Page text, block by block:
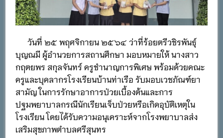
วันที่ ๒๕ พฤศจิกายน ๒๕๖๔ ว่าที่ร้อยตรีวชิรพันธุ์
บุญณมี ผู้อำนวยการสถานศึกษา มอบหมายให้ นางสาว
กฤตยพร สกุลจันทร์ ครูชำนาญการพิเศษ พร้อมด้วยคณะ
ครูและบุคลากรโรงเรียนบ้านท่าเรือ รับมอบเวชภัณฑ์ยา
สามัญ ในการรักษาอาการป่วยเบื้องต้นและการ
ปฐมพยาบาลกรณีนักเรียนเจ็บป่วยหรือเกิดอุบัติเหตุใน
โรงเรียน โดยได้รับความอนุเคราะห์จากโรงพยาบาลส่ง
เสริมสุขภาพตำบลศรีสุนทร